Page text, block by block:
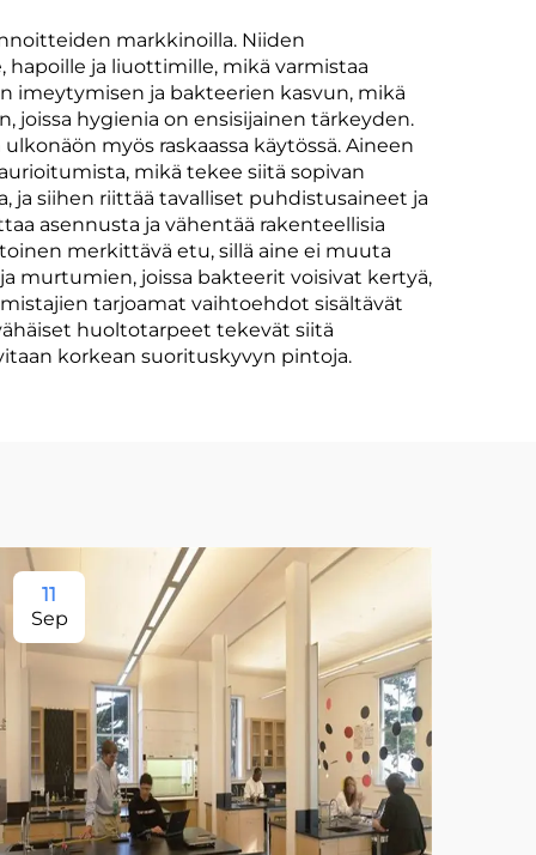
markkinoilla. Niiden
ja liuottimille, mikä varmistaa
imeytymisen ja bakteerien kasvun, mikä
hygienia on ensisijainen tärkeyden.
myös raskaassa käytössä. Aineen
mikä tekee siitä sopivan
ja siihen riittää tavalliset puhdistusaineet ja
asennusta ja vähentää rakenteellisia
merkittävä etu, sillä aine ei muuta
murtumien, joissa bakteerit voisivat kertyä,
tarjoamat vaihtoehdot sisältävät
huoltotarpeet tekevät siitä
korkean suorituskyvyn pintoja.
11
Sep